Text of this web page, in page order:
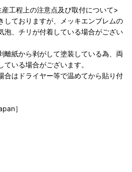
工程上の注意点及び取付について>
しておりますが、メッキエンブレムの
泡、チリが付着している場合がござい
離紙から剥がして塗装している為、両
いる場合がございます。
合はドライヤー等で温めてから貼り付
］